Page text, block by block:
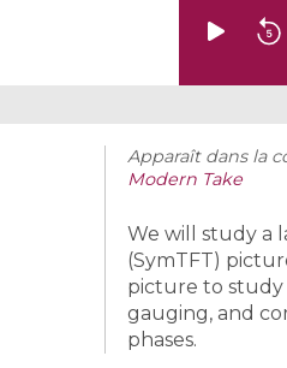
Apparaît dans la
Modern Take
We will study a
(SymTFT)
picture to study
gauging, and
phases.